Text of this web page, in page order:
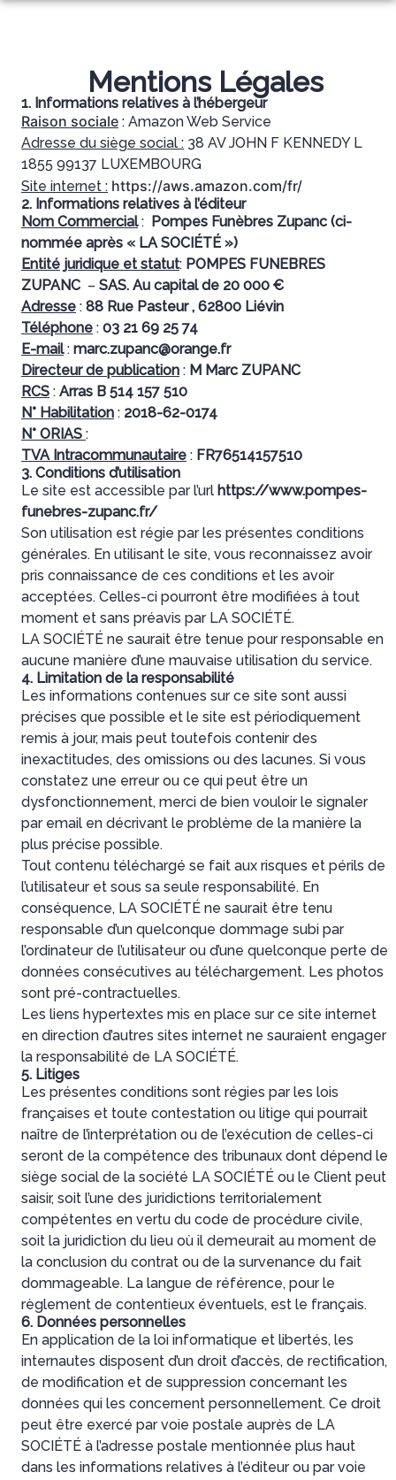
Aller
ORGANISER DES OBSÈQUES
PRÉVOIR SES OBSÈQUES
MONUMENTS FUNÉRAIRES
SERVICES AUX FAMILLES
NOS AGENCES
ANAFLEURS
AU COIN FLEURI
ESPACES HOMMAGES
Mentions Légales
1. Informations relatives à l’hébergeur
Raison sociale : Amazon Web Service
Adresse du siège social : 38 AV JOHN F KENNEDY L
1855 99137 LUXEMBOURG
Site internet : https://aws.amazon.com/fr/
2. Informations relatives à l’éditeur
Nom Commercial : Pompes Funèbres Zupanc (ci-
nommée après « LA SOCIÉTÉ »)
Entité juridique et statut: POMPES FUNEBRES
ZUPANC – SAS. Au capital de 20 000 €
Adresse : 88 Rue Pasteur , 62800 Liévin
Téléphone : 03 21 69 25 74
E-mail: marc.zupanc@orange.fr
Directeur de publication : M Marc ZUPANC
RCS : Arras B 514 157 510
N° Habilitation : 2018-62-0174
N° ORIAS :
TVA Intracommunautaire : FR76514157510
3. Conditions d’utilisation
Le site est accessible par l’url https://www.pompes-
funebres-zupanc.fr/
Son utilisation est régie par les présentes conditions
générales. En utilisant le site, vous reconnaissez avoir
pris connaissance de ces conditions et les avoir
acceptées. Celles-ci pourront être modifiées à tout
moment et sans préavis par LA SOCIÉTÉ.
LA SOCIÉTÉ ne saurait être tenue pour responsable en
aucune manière d’une mauvaise utilisation du service.
4. Limitation de la responsabilité
Les informations contenues sur ce site sont aussi
précises que possible et le site est périodiquement
remis à jour, mais peut toutefois contenir des
inexactitudes, des omissions ou des lacunes. Si vous
constatez une erreur ou ce qui peut être un
dysfonctionnement, merci de bien vouloir le signaler
par email en décrivant le problème de la manière la
plus précise possible.
Tout contenu téléchargé se fait aux risques et périls de
l’utilisateur et sous sa seule responsabilité. En
conséquence, LA SOCIÉTÉ ne saurait être tenu
responsable d’un quelconque dommage subi par
l’ordinateur de l’utilisateur ou d’une quelconque perte de
données consécutives au téléchargement. Les photos
sont pré-contractuelles.
Les liens hypertextes mis en place sur ce site internet
en direction d’autres sites internet ne sauraient engager
la responsabilité de LA SOCIÉTÉ.
5. Litiges
Les présentes conditions sont régies par les lois
françaises et toute contestation ou litige qui pourrait
naître de l’interprétation ou de l’exécution de celles-ci
seront de la compétence des tribunaux dont dépend le
siège social de la société LA SOCIÉTÉ ou le Client peut
saisir, soit l’une des juridictions territorialement
compétentes en vertu du code de procédure civile,
soit la juridiction du lieu où il demeurait au moment de
la conclusion du contrat ou de la survenance du fait
dommageable. La langue de référence, pour le
règlement de contentieux éventuels, est le français.
6. Données personnelles
En application de la loi informatique et libertés, les
internautes disposent d’un droit d’accès, de rectification,
de modification et de suppression concernant les
données qui les concernent personnellement. Ce droit
peut être exercé par voie postale auprès de LA
SOCIÉTÉ à l’adresse postale mentionnée plus haut
dans les informations relatives à l’éditeur ou par voie